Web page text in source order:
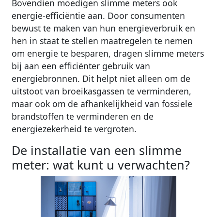
energie-efficiëntie aan. Door consumenten
bewust te maken van hun energieverbruik en
hen in staat te stellen maatregelen te nemen
om energie te besparen, dragen slimme meters
bij aan een efficiënter gebruik van
energiebronnen. Dit helpt niet alleen om de
uitstoot van broeikasgassen te verminderen,
maar ook om de afhankelijkheid van fossiele
brandstoffen te verminderen en de
energiezekerheid te vergroten.
De installatie van een slimme
meter: wat kunt u verwachten?